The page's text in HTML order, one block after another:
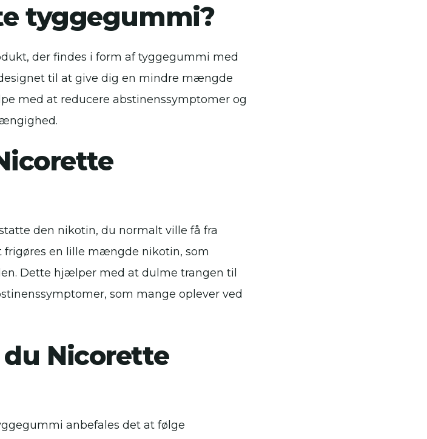
tyggegummi?
der findes i form af tyggegummi med
til at give dig en mindre mængde
med at reducere abstinenssymptomer og
den nikotin, du normalt ville få fra
en lille mængde nikotin, som
Dette hjælper med at dulme trangen til
som mange oplever ved
Nicorette
anbefales det at følge